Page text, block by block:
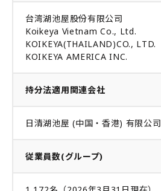
台湾湖池屋股份有限公司
Koikeya Vietnam Co., Ltd.
KOIKEYA(THAILAND)CO., LTD.
KOIKEYA AMERICA INC.
持分法適用関連会社
日清湖池屋 (中国・香港) 有限公司
従業員数(グループ)